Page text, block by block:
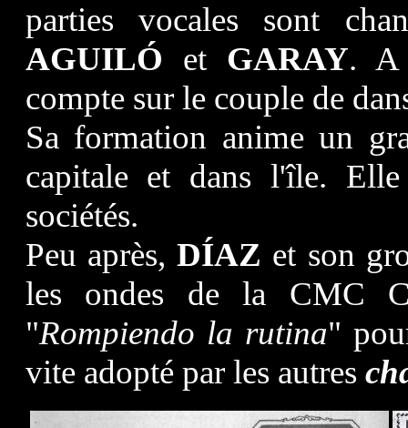
parties vocales sont
AGUILÓ et GARAY. A
compte sur le couple de
Sa formation anime un
capitale et dans l'île.
sociétés.
Peu après,DÍAZ et son
les ondes de la CMC
"Rompiendo la rutina"
vite adopté par les autres